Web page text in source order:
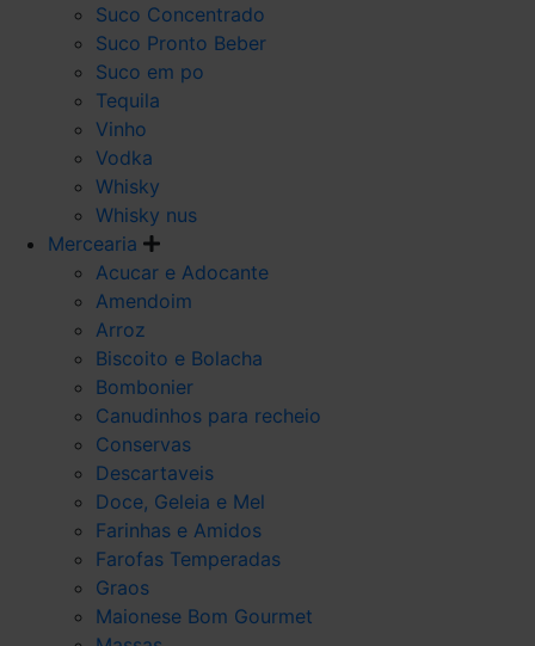
Suco Concentrado
Suco Pronto Beber
Suco em po
Tequila
Vinho
Vodka
Whisky
Whisky nus
Mercearia
Acucar e Adocante
Amendoim
Arroz
Biscoito e Bolacha
Bombonier
Canudinhos para recheio
Conservas
Descartaveis
Doce, Geleia e Mel
Farinhas e Amidos
Farofas Temperadas
Graos
Maionese Bom Gourmet